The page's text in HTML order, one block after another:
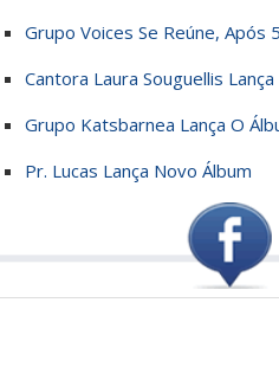
Grupo Voices Se Reúne, Após
Cantora Laura Souguellis
Grupo Katsbarnea Lança O
Pr. Lucas Lança Novo Álbum